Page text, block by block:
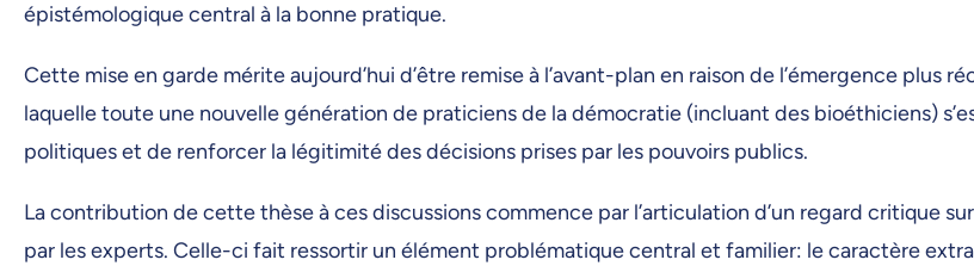
épistémologique central à la bonne pratique.
Cette mise en garde mérite aujourd’hui d’être remise à l’avant-plan en raison de l’émergence plus
laquelle toute une nouvelle génération de praticiens de la démocratie (incluant des bioéthiciens)
politiques et de renforcer la légitimité des décisions prises par les pouvoirs publics.
La contribution de cette thèse à ces discussions commence par l’articulation d’un regard critique
par les experts. Celle-ci fait ressortir un élément problématique central et familier: le caractère